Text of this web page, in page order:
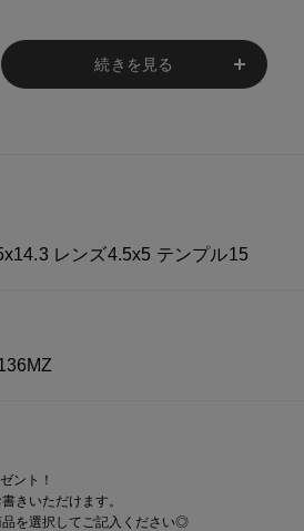
く、幅広いコーデに対応
取り入れやすいデザイン
って、実際の商品と 若干色が異な
る生地の部分によって 写真と異な
続きを見る
レンズ4.5x5 テンプル15
ント！
きいただけます。
品を選択してご記入ください◎